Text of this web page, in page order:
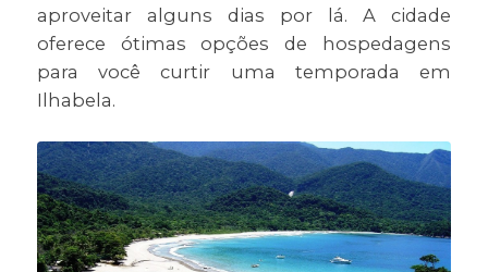
aproveitar alguns dias por lá. A cidade
oferece ótimas opções de hospedagens
para você curtir uma temporada em
Ilhabela.